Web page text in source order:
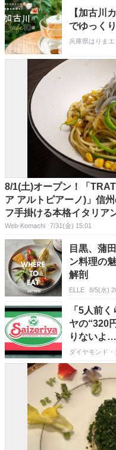
【加古川
でゆっく
兵庫県はりま
8/1(土)オープン！「
ア アルトピアーノ)」信
フ手掛ける本格イタリア
をランチ･ディナーで堪
ブも♪@長野県飯綱東高原
Web-Komachi 7/31(金) 15:01
目黒、蒲
ン料理の
解剖
ELLE 8/5(水)
「5人前
ヤの“320
りないよ
「食べた
ー》
ダイヤモンド